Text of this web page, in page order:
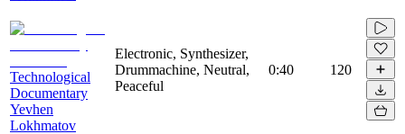
Technological
Documentary
Yevhen
Lokhmatov
Electronic, Synthesizer,
Drummachine, Neutral,
Peaceful
0:40 120